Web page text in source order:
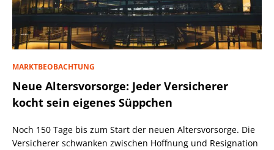
MARKTBEOBACHTUNG
Neue Altersvorsorge: Jeder Versicherer
kocht sein eigenes Süppchen
Noch 150 Tage bis zum Start der neuen Altersvorsorge. Die
Versicherer schwanken zwischen Hoffnung und Resignation